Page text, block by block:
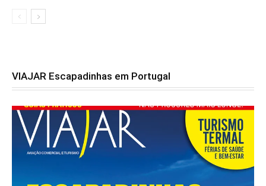
VIAJAR Escapadinhas em Portugal